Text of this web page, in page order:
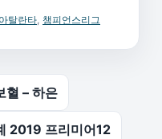
아탈란타, 챔피언스리그
혈 – 하은
2019 프리미어12